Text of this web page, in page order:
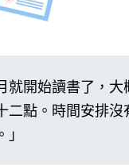
就開始讀書了，
二點。時間安排沒